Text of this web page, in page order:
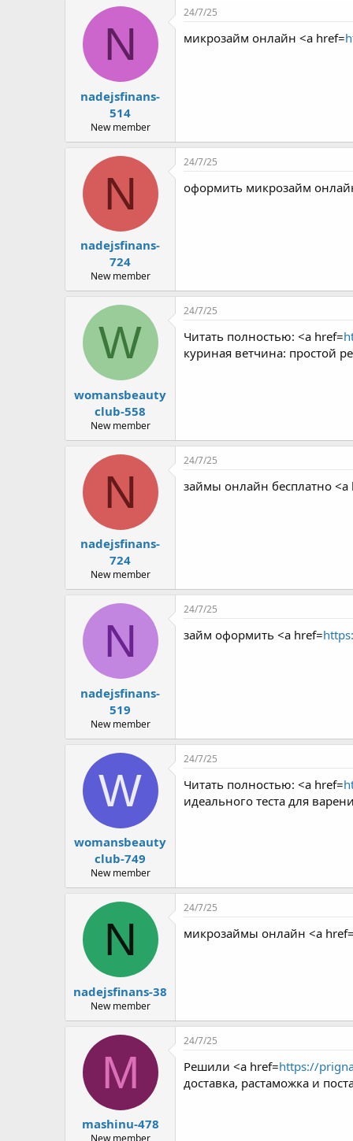
N
nadejsfinans-
514
New member
24/7/25
микрозайм онлайн <a href=
N
nadejsfinans-
724
New member
24/7/25
оформить микрозайм
W
womansbeauty
club-558
New member
24/7/25
Читать полностью: <a href=
куриная ветчина: простой
N
nadejsfinans-
724
New member
24/7/25
займы онлайн бесплатно <a
N
nadejsfinans-
519
New member
24/7/25
займ оформить <a href=
W
womansbeauty
club-749
New member
24/7/25
Читать полностью: <a href=
идеального теста для
N
nadejsfinans-38
New member
24/7/25
микрозаймы онлайн <a
M
mashinu-478
New member
24/7/25
Решили <a href=https://
доставка, растаможка и